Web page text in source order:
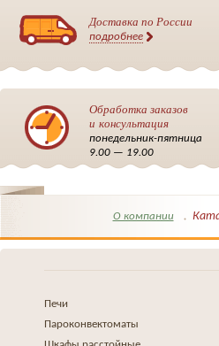
Доставка по России
подробнее
Обработка заказов
и консультация
понедельник-пятница
9.00 — 19.00
О компании
Печи
Пароконвектоматы